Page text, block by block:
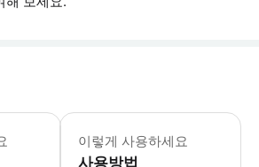
모든 참가자는 체중 45kg-118kg
이렇게 사용하세요
사용방법